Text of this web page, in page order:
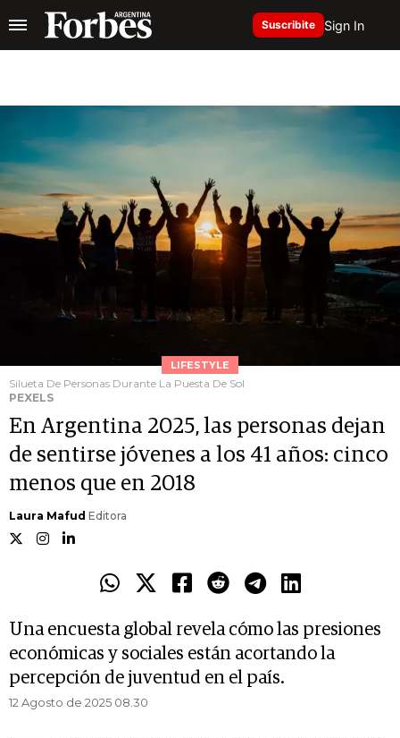
Suscribite Sign In
LIFESTYLE
Silueta De Personas Durante La Puesta De Sol
PEXELS
En Argentina 2025, las personas dejan
de sentirse jóvenes a los 41 años: cinco
menos que en 2018
Laura Mafud Editora
Una encuesta global revela cómo las presiones
económicas y sociales están acortando la
percepción de juventud en el país.
12 Agosto de 2025 08.30